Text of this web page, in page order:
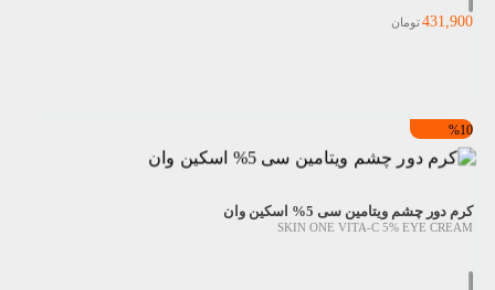
431,900تومان
%10
کرم دور چشم ویتامین سی 5% اسکین وان
SKIN ONE VITA-C 5% EYE CREAM